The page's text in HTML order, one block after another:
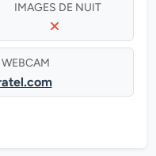
IMAGES DE NUIT
WEBCAM